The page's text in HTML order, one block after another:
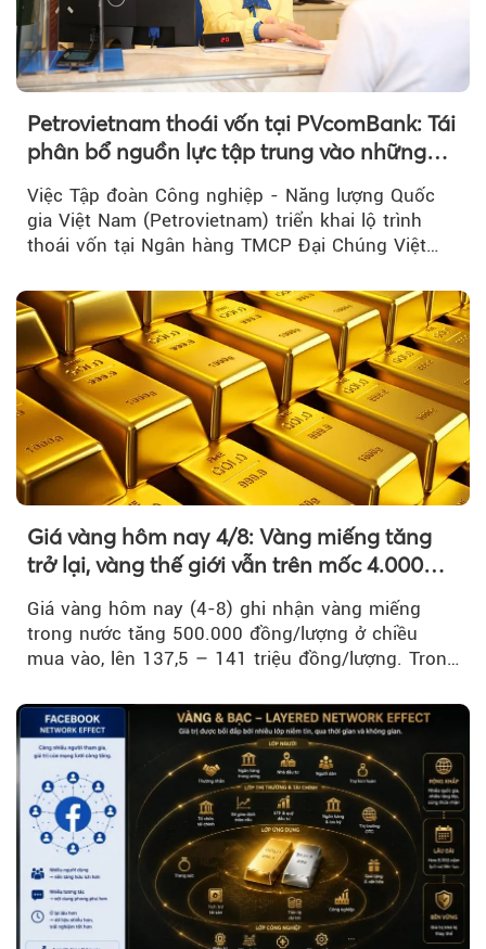
Petrovietnam thoái vốn tại PVcomBank: Tái
phân bổ nguồn lực tập trung vào những
Việc Tập đoàn Công nghiệp - Năng lượng Quốc
gia Việt Nam (Petrovietnam) triển khai lộ trình
thoái vốn tại Ngân hàng TMCP Đại Chúng Việt
Giá vàng hôm nay 4/8: Vàng miếng tăng
trở lại, vàng thế giới vẫn trên mốc 4.000
Giá vàng hôm nay (4-8) ghi nhận vàng miếng
trong nước tăng 500.000 đồng/lượng ở chiều
mua vào, lên 137,5 – 141 triệu đồng/lượng. Trong
trì trên ngưỡng 4.000 USD/ounce.